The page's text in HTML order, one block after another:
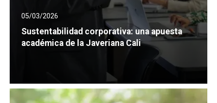
05/03/2026
Sustentabilidad corporativa: una apuesta
académica de la Javeriana Cali